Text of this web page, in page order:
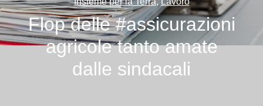
Flop delle #assicurazioni
agricole tanto amate
dalle sindacali